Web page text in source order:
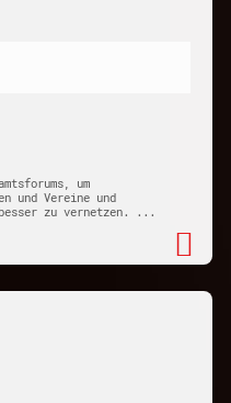
um
und Vereine und
zu vernetzen. ...